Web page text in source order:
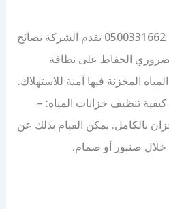
نصائح تنظيف خزانات المياه 0500331662 تقدم الشركة نصائح
الحفاظ على نظافة
المخزنة فيها آمنة للاستهلاك.
تنظيف خزانات المياه: –
بالكامل. يمكن القيام بذلك عن
صنبور أو صمام.